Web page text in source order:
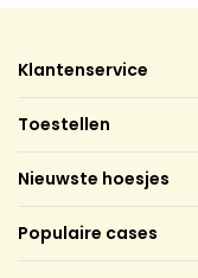
Klantenservice
Toestellen
Nieuwste hoesjes
Populaire cases